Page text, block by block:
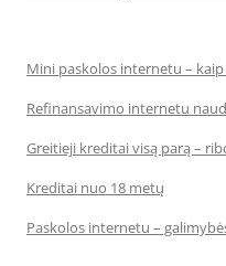
Mini paskolos internetu –
Refinansavimo internetu
Greitieji kreditai visą parą –
Kreditai nuo 18 metų
Paskolos internetu –